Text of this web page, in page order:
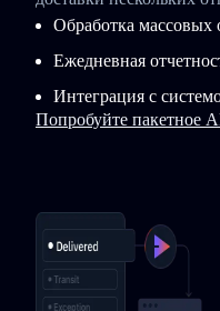
Обработка массовых
Ежедневная
Интеграция с
Попробуйте пакетное